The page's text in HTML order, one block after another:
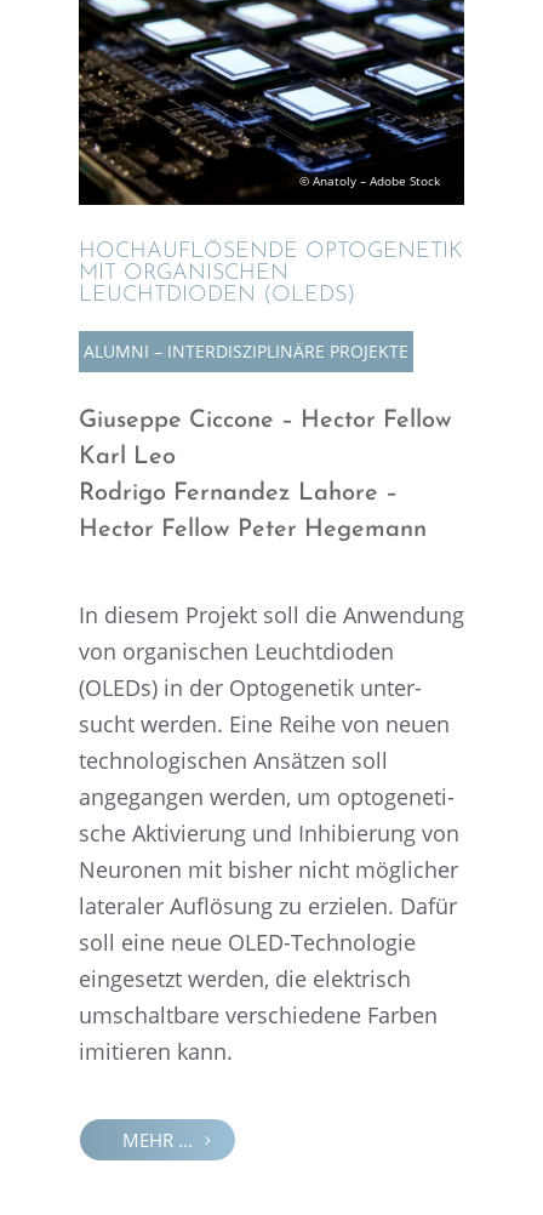
HOCHAUF­LÖ­SENDE OPTOGE­NE­TIK
MIT ORGANI­SCHEN
LEUCHT­DI­ODEN (OLEDS)
ALUMNI – INTER­DIS­ZI­PLI­NÄRE PROJEKTE
Giuseppe Ciccone – Hector Fellow
Karl Leo
Rodrigo Fernan­dez Lahore –
Hector Fellow Peter Hegemann
In diesem Projekt soll die Anwen­dung
von organi­schen Leucht­di­oden
(OLEDs) in der Optoge­ne­tik unter­
sucht werden. Eine Reihe von neuen
techno­lo­gi­schen Ansät­zen soll
angegan­gen werden, um optoge­ne­ti­
sche Aktivie­rung und Inhibie­rung von
Neuro­nen mit bisher nicht mögli­cher
latera­ler Auflö­sung zu erzie­len. Dafür
soll eine neue OLED-Techno­lo­gie
einge­setzt werden, die elektrisch
umschalt­bare verschie­dene Farben
imitie­ren kann.
MEHR ...
© Anatoly – Adobe Stock